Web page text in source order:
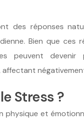
des réponses
Bien que ces
peuvent devenir
Stress ?
physique et